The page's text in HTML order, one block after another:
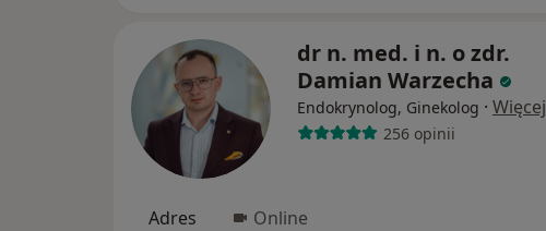
dr n. med. i n. o zdr.
Damian Warzecha
Endokrynolog, Ginekolog · Więcej
256 opinii
Adres Online